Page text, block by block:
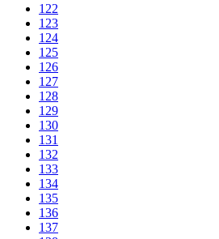
122
123
124
125
126
127
128
129
130
131
132
133
134
135
136
137